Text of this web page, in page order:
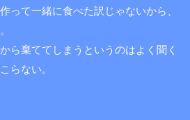
って一緒に食べた訳じゃないから、
ら棄ててしまうというのはよく聞く
らない。